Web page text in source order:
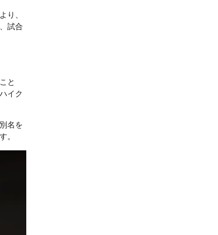
、
試合
と
イク
名を
。